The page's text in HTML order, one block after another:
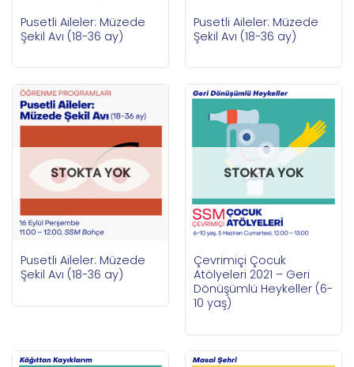
Pusetli Aileler: Müzede
Şekil Avı (18-36 ay)
Pusetli Aileler: Müzede
Şekil Avı (18-36 ay)
STOKTA YOK
Pusetli Aileler: Müzede
Şekil Avı (18-36 ay)
STOKTA YOK
Çevrimiçi Çocuk
Atölyeleri 2021 – Geri
Dönüşümlü Heykeller (6-
10 yaş)